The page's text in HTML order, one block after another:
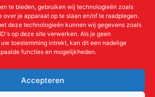
te bieden, gebruiken wij technologieën zoals
over je apparaat op te slaan en/of te raadplegen.
deze technologieën kunnen wij gegevens zoals
op deze site verwerken. Als je geen
toestemming intrekt, kan dit een nadelige
functies en mogelijkheden.
Accepteren
donateur